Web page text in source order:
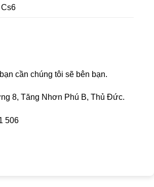
cần chúng tôi sẽ bên bạn.
8, Tăng Nhơn Phú B, Thủ Đức.
506